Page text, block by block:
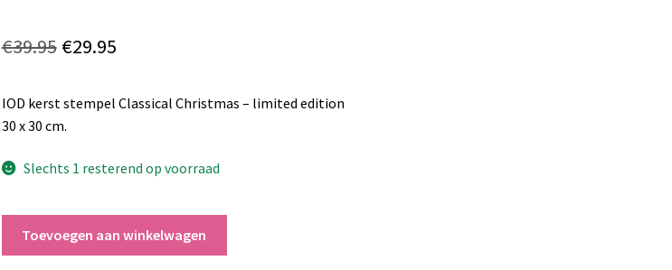
€39.95 Oorspronkelijke
was:
€29.95Huidige
is:
IOD kerst stempel Classical Christmas – limited edition
30 x 30 cm.
Slechts 1 resterend op voorraad
Toevoegen aan winkelwagen